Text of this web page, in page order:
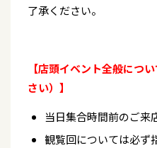
了承ください。
【店頭イベント全般につ
さい）】
当日集合時間前のご来
観覧回については必ず